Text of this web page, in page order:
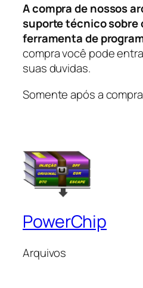
A compra de nossos
suporte técnico sobre
ferramenta de
compra você pode
suas duvidas.
Somente após a
PowerChip
Arquivos